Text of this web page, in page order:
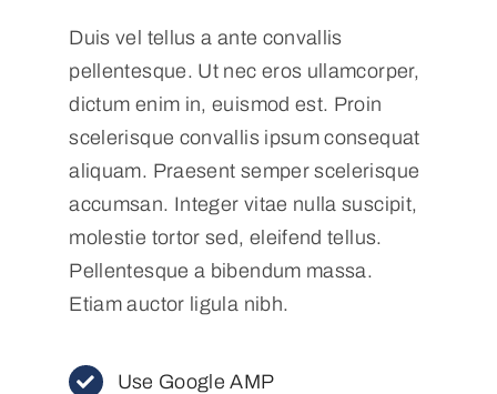
Duis vel tellus a ante convallis
pellentesque. Ut nec eros ullamcorper,
dictum enim in, euismod est. Proin
scelerisque convallis ipsum consequat
aliquam. Praesent semper scelerisque
accumsan. Integer vitae nulla suscipit,
molestie tortor sed, eleifend tellus.
Pellentesque a bibendum massa.
Etiam auctor ligula nibh.
Use Google AMP